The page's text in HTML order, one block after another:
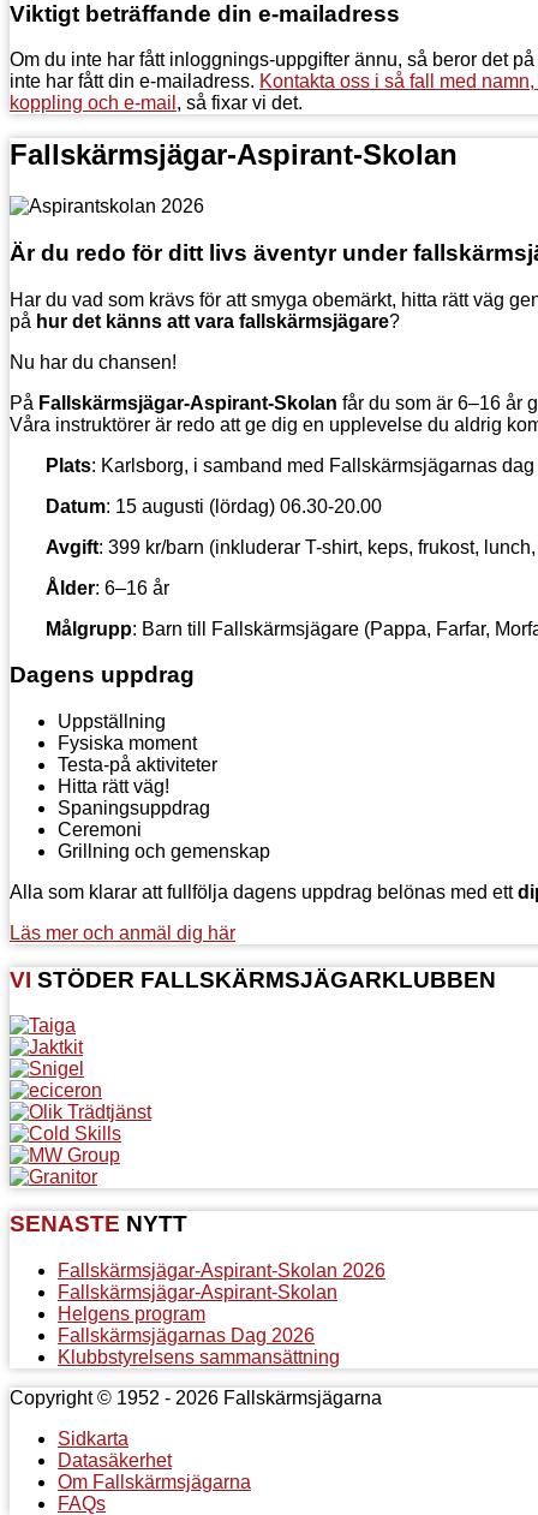
Viktigt beträffande din e-mailadress
Om du inte har fått inloggnings-uppgifter ännu, så beror det på
inte har fått din e-mailadress. Kontakta oss i så fall med
koppling och e-mail , så fixar vi det.
Fallskärmsjägar-Aspirant-Skolan
Är du redo för ditt livs äventyr under
Har du vad som krävs för att smyga obemärkt, hitta rätt väg
på hur det känns att vara fallskärmsjägare?
Nu har du chansen!
På Fallskärmsjägar-Aspirant-Skolan får du som är 6–16 år
Våra instruktörer är redo att ge dig en upplevelse du aldrig
Plats: Karlsborg, i samband med Fallskärmsjägarnas
Datum: 15 augusti (lördag) 06.30-20.00
Avgift: 399 kr/barn (inkluderar T-shirt, keps, frukost,
Ålder: 6–16 år
Målgrupp: Barn till Fallskärmsjägare (Pappa, Farfar,
Dagens uppdrag
Uppställning
Fysiska moment
Testa-på aktiviteter
Hitta rätt väg!
Spaningsuppdrag
Ceremoni
Grillning och gemenskap
Alla som klarar att fullfölja dagens uppdrag belönas med ett
Läs mer och anmäl dig här
VI STÖDER FALLSKÄRMSJÄGARKLUBBEN
SENASTE NYTT
Fallskärmsjägar-Aspirant-Skolan 2026
Fallskärmsjägar-Aspirant-Skolan
Helgens program
Fallskärmsjägarnas Dag 2026
Klubbstyrelsens sammansättning
Copyright © 1952 - 2026 Fallskärmsjägarna
Sidkarta
Datasäkerhet
Om Fallskärmsjägarna
FAQs